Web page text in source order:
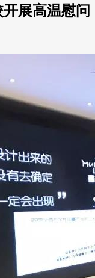
展高温慰问